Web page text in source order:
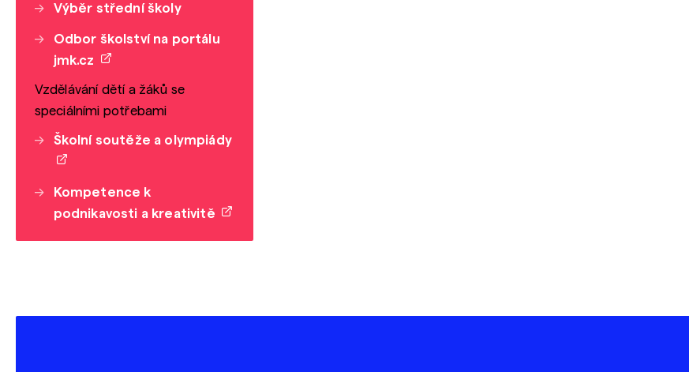
Výběr střední školy
Odbor školství na portálu
jmk.cz
Vzdělávání dětí a žáků se
speciálními potřebami
Školní soutěže a olympiády
Kompetence k
podnikavosti a kreativitě